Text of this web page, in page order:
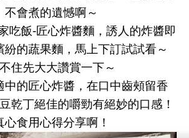
不會煮的遺憾啊～
吃飯-匠心炸醬麵，誘人的炸醬即
紛的蔬果麵，馬上下訂試試看～
住先大大讚賞一下～
中的匠心炸醬，在口中齒頰留香
乾丁絕佳的嚼勁有絕妙的口感！
心食用心得分享啊！